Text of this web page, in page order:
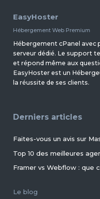
EasyHoster
Hébergement Web Premium
Hébergement cPanel avec
serveur dédié. Le support
et répond même aux
EasyHoster est un
la réussite de ses clients.
Derniers articles
Le blog